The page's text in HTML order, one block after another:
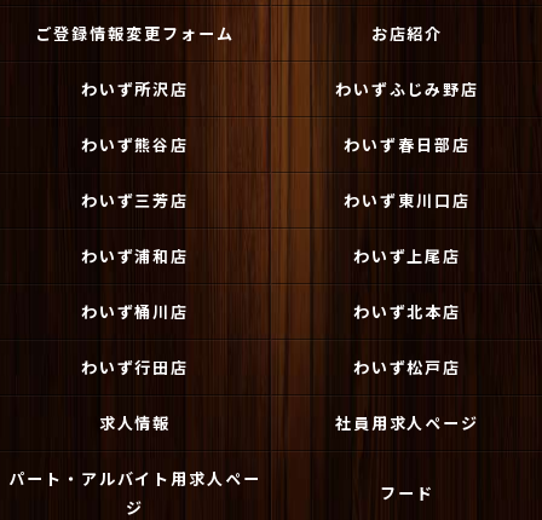
ご登録情報変更フォーム お店紹介
わいず所沢店 わいずふじみ野店
わいず熊谷店 わいず春日部店
わいず三芳店 わいず東川口店
わいず浦和店 わいず上尾店
わいず桶川店 わいず北本店
わいず行田店 わいず松戸店
求人情報 社員用求人ページ
パート・アルバイト用求人ペー
ジ
フード